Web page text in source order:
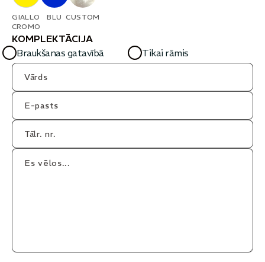
GIALLO
CROMO
BLU CUSTOM
KOMPLEKTĀCIJA
Braukšanas gatavībā
Tikai rāmis